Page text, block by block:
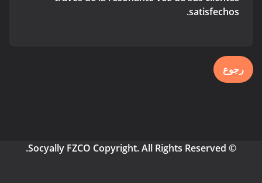
satisfechos.
رجوع
© Socyally FZCO Copyright. All Rights Reserved.